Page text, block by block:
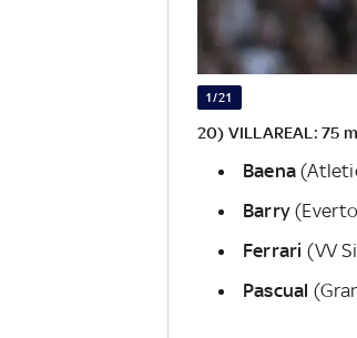
1/21
20) VILLAREAL: 75
Baena
Barry
Ferrari (VV
Pascual